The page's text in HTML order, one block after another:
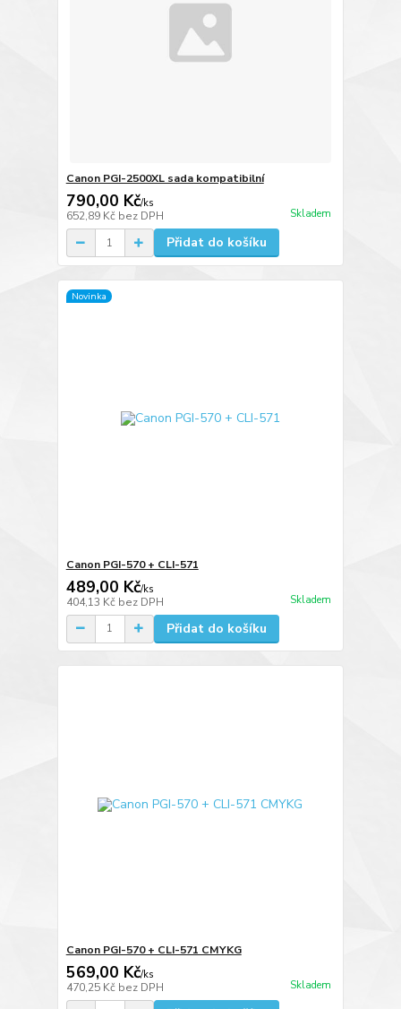
Canon PGI-2500XL sada kompatibilní
790,00 Kč/ks
652,89 Kč bez DPH Skladem
Přidat do košíku
Novinka
Canon PGI-570 + CLI-571
489,00 Kč/ks
404,13 Kč bez DPH Skladem
Přidat do košíku
Canon PGI-570 + CLI-571 CMYKG
569,00 Kč/ks
470,25 Kč bez DPH Skladem